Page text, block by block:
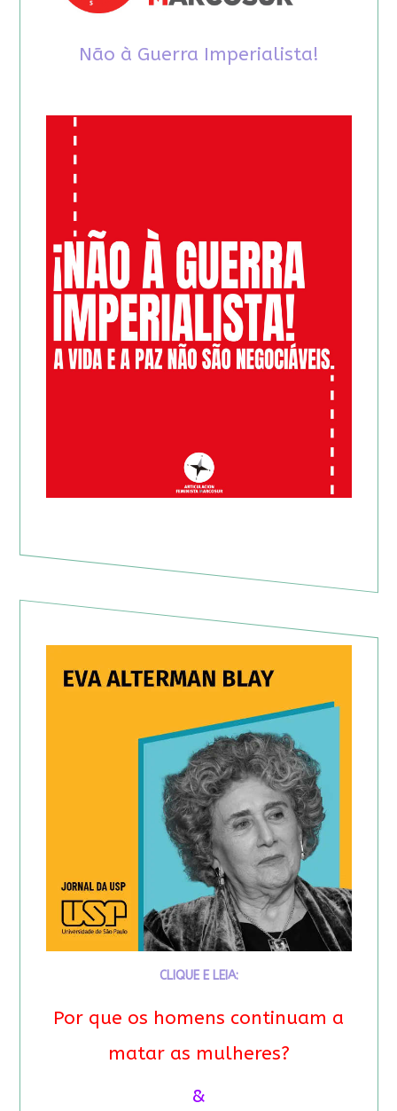
Não à Guerra Imperialista!
CLIQUE E LEIA:
Por que os homens continuam a
matar as mulheres?
&